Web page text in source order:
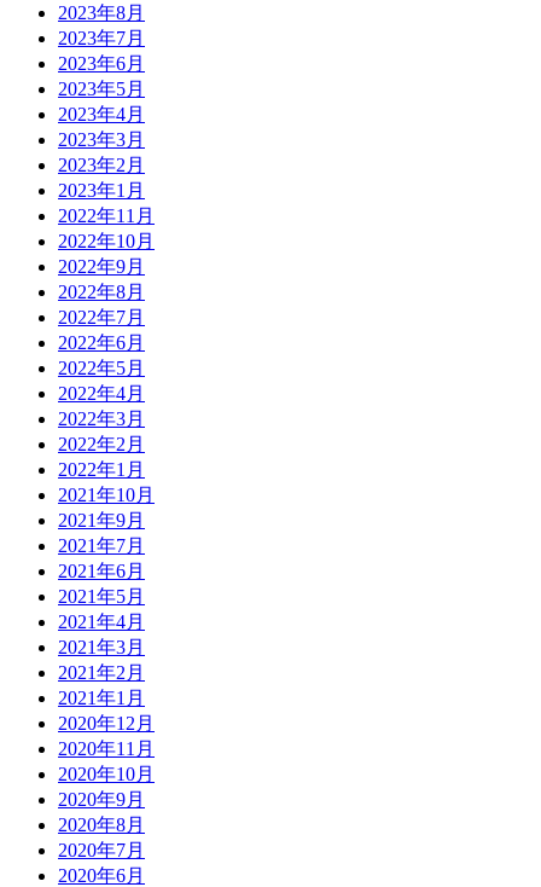
2023年8月
2023年7月
2023年6月
2023年5月
2023年4月
2023年3月
2023年2月
2023年1月
2022年11月
2022年10月
2022年9月
2022年8月
2022年7月
2022年6月
2022年5月
2022年4月
2022年3月
2022年2月
2022年1月
2021年10月
2021年9月
2021年7月
2021年6月
2021年5月
2021年4月
2021年3月
2021年2月
2021年1月
2020年12月
2020年11月
2020年10月
2020年9月
2020年8月
2020年7月
2020年6月